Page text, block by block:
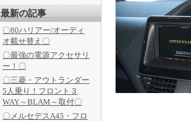
最新の記事
〇80ハリアー/オーディ
オ載せ替え〇
〇最強の電源アクセサリ
ー！〇
〇三菱・アウトランダー
5人乗り！フロント３
WAY～BLAM～取付〇
〇メルセデスA45・フロ